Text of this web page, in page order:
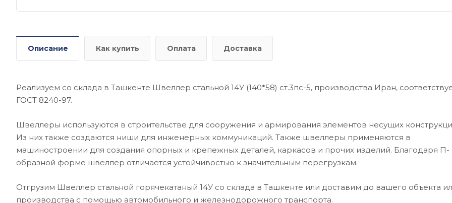
Описание Как купить Оплата Доставка
Реализуем со склада в Ташкенте Швеллер стальной 14У (140*58) ст.3пс-5, производства Иран,
ГОСТ 8240-97.
Швеллеры используются в строительстве для сооружения и армирования элементов несущих
Из них также создаются ниши для инженерных коммуникаций. Также швеллеры применяются в
машиностроении для создания опорных и крепежных деталей, каркасов и прочих изделий. Благодаря П-
образной форме швеллер отличается устойчивостью к значительным перегрузкам.
Отгрузим Швеллер стальной горячекатаный 14У со склада в Ташкенте или доставим до вашего объекта
производства с помощью автомобильного и железнодорожного транспорта.